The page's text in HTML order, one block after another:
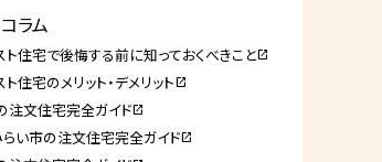
ラム
ト住宅で後悔する前に知っておくべきことopen_in_new
住宅のメリット・デメリットopen_in_new
注文住宅完全ガイドopen_in_new
らい市の注文住宅完全ガイドopen_in_new